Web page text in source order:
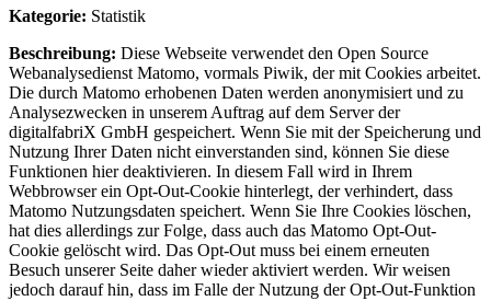
Kategorie: Statistik
Beschreibung: Diese Webseite verwendet den Open Source
Webanalysedienst Matomo, vormals Piwik, der mit Cookies arbeitet.
Die durch Matomo erhobenen Daten werden anonymisiert und zu
Analysezwecken in unserem Auftrag auf dem Server der
digitalfabriX GmbH gespeichert. Wenn Sie mit der Speicherung und
Nutzung Ihrer Daten nicht einverstanden sind, können Sie diese
Funktionen hier deaktivieren. In diesem Fall wird in Ihrem
Webbrowser ein Opt-Out-Cookie hinterlegt, der verhindert, dass
Matomo Nutzungsdaten speichert. Wenn Sie Ihre Cookies löschen,
hat dies allerdings zur Folge, dass auch das Matomo Opt-Out-
Cookie gelöscht wird. Das Opt-Out muss bei einem erneuten
Besuch unserer Seite daher wieder aktiviert werden. Wir weisen
jedoch darauf hin, dass im Falle der Nutzung der Opt-Out-Funktion